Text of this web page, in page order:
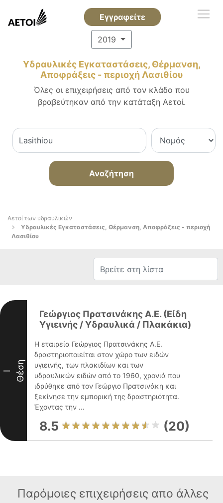
Εγγραφείτε
2019
Υδραυλικές Εγκαταστάσεις, Θέρμανση,
Αποφράξεις - περιοχή Λασιθίου
Όλες οι επιχειρήσεις από τον κλάδο που
βραβεύτηκαν από την κατάταξη Αετοί.
Αναζήτηση
Αετοί των υδραυλικών
Υδραυλικές Εγκαταστάσεις, Θέρμανση, Αποφράξεις - περιοχή
Λασιθίου
I Θέση
Γεώργιος Πρατσινάκης Α.Ε. (Είδη
Υγιεινής / Υδραυλικά / Πλακάκια)
Η εταιρεία Γεώργιος Πρατσινάκης Α.Ε.
δραστηριοποιείται στον χώρο των ειδών
υγιεινής, των πλακιδίων και των
υδραυλικών ειδών από το 1960, χρονιά που
ιδρύθηκε από τον Γεώργιο Πρατσινάκη και
ξεκίνησε την εμπορική της δραστηριότητα.
Έχοντας την ...
8.5 (20)
Παρόμοιες επιχειρήσεις απο άλλες